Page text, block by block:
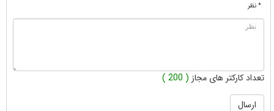
* نظر
تعداد کارکتر های مجاز ( 200 )